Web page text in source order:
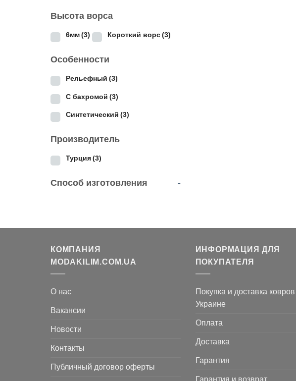
Высота ворса
6мм(3) Короткий ворс(3)
Особенности
Рельефный (3)
С бахромой (3)
Синтетический (3)
Производитель
Турция(3)
Способ изготовления -
КОМПАНИЯ
MODAKILIM.COM.UA
О нас
Вакансии
Новости
Контакты
Публичный договор оферты
ИНФОРМАЦИЯ ДЛЯ
ПОКУПАТЕЛЯ
Покупка и доставка
Украине
Оплата
Доставка
Гарантия